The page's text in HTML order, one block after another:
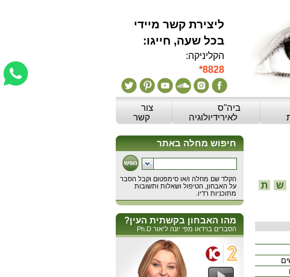
ליצירת קשר מיידי
:בכל שעה, חייגו
הקליניקה:
*8828
צור
קשר
ביה"ס
לאירידיולוגיה
מהו האבחון בקשתית העין?
הסברים בוידאו מפי יונה ליאור Ph.D
ש
ת